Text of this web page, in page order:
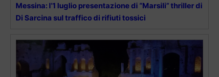
Messina: l’1 luglio presentazione di “Marsili” thriller di
Di Sarcina sul traffico di rifiuti tossici